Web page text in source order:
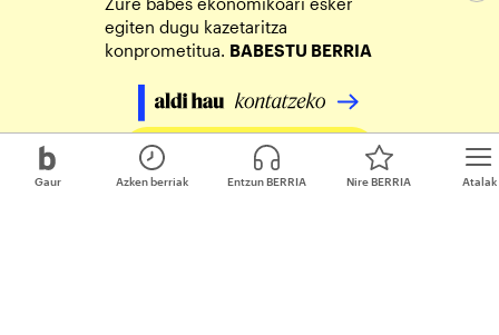
Gaur Atalak
Azken berriak Entzun BERRIA Nire BERRIA
egiten dugu kazetaritza
konprometitua. BABESTU BERRIA
Egin zure ekarpena